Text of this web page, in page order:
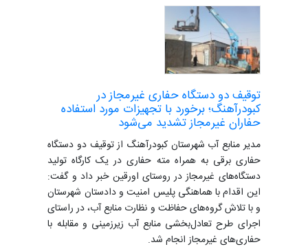
توقیف دو دستگاه حفاری غیرمجاز در
کبودرآهنگ؛ برخورد با تجهیزات مورد استفاده
حفاران غیرمجاز تشدید می‌شود
مدیر منابع آب شهرستان کبودرآهنگ از توقیف دو دستگاه
حفاری برقی به همراه مته حفاری در یک کارگاه تولید
دستگاه‌های غیرمجاز در روستای اورقین خبر داد و گفت:
این اقدام با هماهنگی پلیس امنیت و دادستان شهرستان
و با تلاش گروه‌های حفاظت و نظارت منابع آب، در راستای
اجرای طرح تعادل‌بخشی منابع آب زیرزمینی و مقابله با
حفاری‌های غیرمجاز انجام شد.